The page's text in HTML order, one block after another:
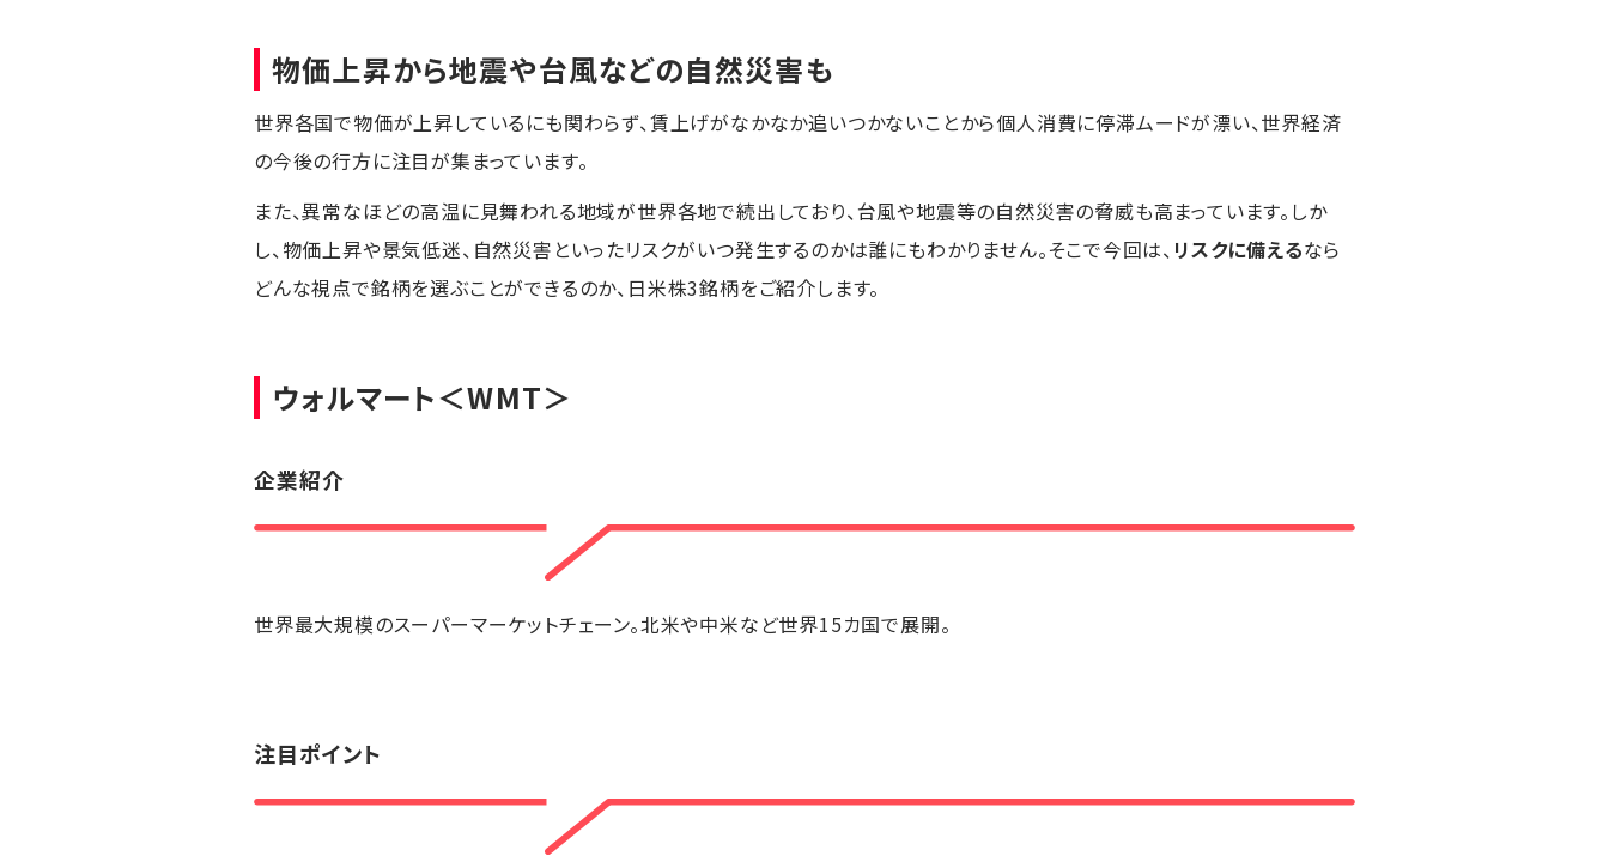
物価上昇から地震や台風などの自然災害も
世界各国で物価が上昇しているにも関わらず、賃上げがなかなか追いつかないことから個人消費に停滞ムードが漂い、世界経済
の今後の行方に注目が集まっています。
また、異常なほどの高温に見舞われる地域が世界各地で続出しており、台風や地震等の自然災害の脅威も高まっています。しか
し、物価上昇や景気低迷、自然災害といったリスクがいつ発生するのかは誰にもわかりません。そこで今回は、 リスクに備えるなら
どんな視点で銘柄を選ぶことができるのか、日米株3銘柄をご紹介します。
ウォルマート＜WMT＞
企業紹介
世界最大規模のスーパーマーケットチェーン。北米や中米など世界15カ国で展開。
注目ポイント